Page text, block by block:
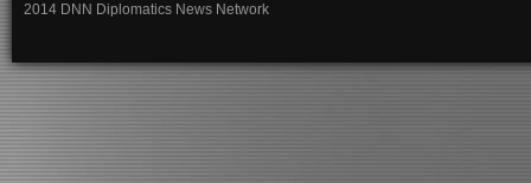
2014 DNN Diplomatics News Network